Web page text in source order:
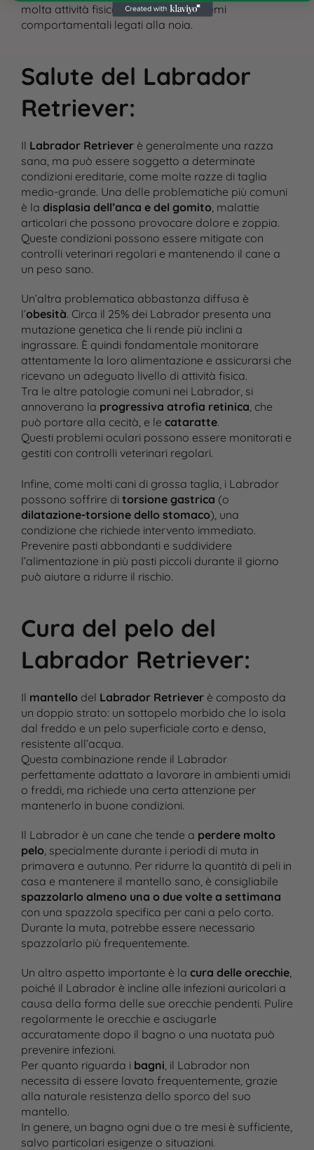
molta attività fisica per evitare problemi
comportamentali legati alla noia​.
Salute del Labrador
Retriever:
Il Labrador Retrieverè generalmente una razza
sana, ma può essere soggetto a determinate
condizioni ereditarie, come molte razze di taglia
medio-grande. Una delle problematiche più comuni
è la displasia dell’anca e del gomito, malattie
articolari che possono provocare dolore e zoppia.
Queste condizioni possono essere mitigate con
controlli veterinari regolari e mantenendo il cane a
un peso sano.
Un’altra problematica abbastanza diffusa è
l’obesità. Circa il 25% dei Labrador presenta una
mutazione genetica che li rende più inclini a
ingrassare. È quindi fondamentale monitorare
attentamente la loro alimentazione e assicurarsi che
ricevano un adeguato livello di attività fisica.
Tra le altre patologie comuni nei Labrador, si
annoverano la progressiva atrofia retinica , che
può portare alla cecità, e le cataratte.
Questi problemi oculari possono essere monitorati e
gestiti con controlli veterinari regolari​.
Infine, come molti cani di grossa taglia, i Labrador
possono soffrire di torsione gastrica (o
dilatazione-torsione dello stomaco), una
condizione che richiede intervento immediato.
Prevenire pasti abbondanti e suddividere
l’alimentazione in più pasti piccoli durante il giorno
può aiutare a ridurre il rischio​.
Cura del pelo del
Labrador Retriever:
Il mantellodel Labrador Retrieverè composto da
un doppio strato: un sottopelo morbido che lo isola
dal freddo e un pelo superficiale corto e denso,
resistente all’acqua.
Questa combinazione rende il Labrador
perfettamente adattato a lavorare in ambienti umidi
o freddi, ma richiede una certa attenzione per
mantenerlo in buone condizioni.
Il Labrador è un cane che tende a perdere molto
pelo, specialmente durante i periodi di muta in
primavera e autunno. Per ridurre la quantità di peli in
casa e mantenere il mantello sano, è consigliabile
spazzolarlo almeno una o due volte a settimana
con una spazzola specifica per cani a pelo corto.
Durante la muta, potrebbe essere necessario
spazzolarlo più frequentemente.
Un altro aspetto importante è la cura delle orecchie,
poiché il Labrador è incline alle infezioni auricolari a
causa della forma delle sue orecchie pendenti. Pulire
regolarmente le orecchie e asciugarle
accuratamente dopo il bagno o una nuotata può
prevenire infezioni.
Per quanto riguarda i bagni , il Labrador non
necessita di essere lavato frequentemente, grazie
alla naturale resistenza dello sporco del suo
mantello.
In genere, un bagno ogni due o tre mesi è sufficiente,
salvo particolari esigenze o situazioni.